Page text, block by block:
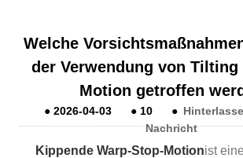
Welche
der Verwendung von Tilting
Motion getroffen
● 2026-04-03 ● 10 ●
Nachricht
Kippende Warp-Stop-Motionist